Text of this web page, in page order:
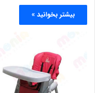
بیشتر بخوانید »